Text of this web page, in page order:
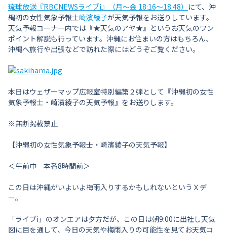
琉球放送『RBCNEWSライブi』（月～金 18:16～18:48） にて、沖
縄初の女性気象予報士崎濱綾子が天気予報をお送りしています。
天気予報コーナー内では『★天気のアヤ★』というお天気のワン
ポイント解説も行っています。沖縄にお住まいの方はもちろん、
沖縄へ旅行や出張などで訪れた際にはどうぞご覧ください。
本日はウェザーマップ広報室特別編第２弾として『沖縄初の女性
気象予報士・崎濱綾子の天気予報』をお送りします。
※無断掲載禁止
【沖縄初の女性気象予報士・崎濱綾子の天気予報】
＜午前中 本番8時間前＞
この日は沖縄がいよいよ梅雨入りするかもしれないというＸデ
ー。
「ライブi」のオンエアは夕方だが、この日は朝9:00に出社し天気
図に目を通して、今日の天気や梅雨入りの可能性を見てお天気コ